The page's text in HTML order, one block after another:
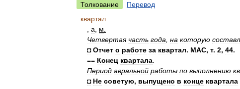
Толкование
Перевод
квартал
а м
Четвертая часть года на которую
◘ Отчет о работе за квартал. МАС, т. 2, 44.
== Конец квартала
Период авральной работы по выполнению
◘ Не советую, выпущено в конце квартала